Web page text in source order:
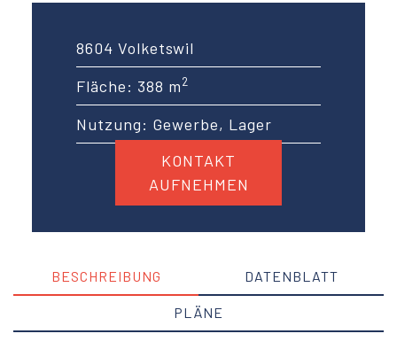
8604 Volketswil
Fläche: 388 m2
Nutzung: Gewerbe, Lager
KONTAKT
AUFNEHMEN
BESCHREIBUNG DATENBLATT
PLÄNE